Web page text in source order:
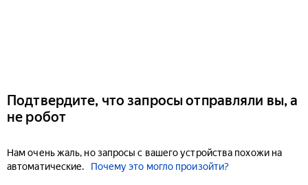
Подтвердите, что запросы отправляли вы, а
не робот
Нам очень жаль, но запросы с вашего устройства похожи на
автоматические.
Почему это могло произойти?